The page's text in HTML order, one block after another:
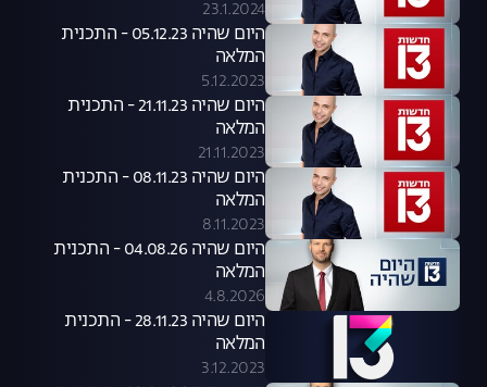
23.1.2024
היום שהיה 05.12.23 - התכנית
המלאה
5.12.2023
היום שהיה 21.11.23 - התכנית
המלאה
21.11.2023
היום שהיה 08.11.23 - התכנית
המלאה
8.11.2023
היום שהיה 04.08.26 - התכנית
המלאה
4.8.2026
היום שהיה 28.11.23 - התכנית
המלאה
3.12.2023